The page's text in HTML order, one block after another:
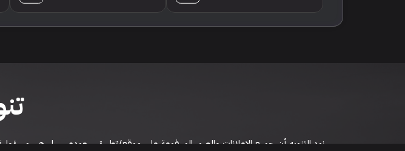
نود التنويه أن جميع الإعلانات والصور المرفوعة على موقع/تطبيق سعودي سيل هي